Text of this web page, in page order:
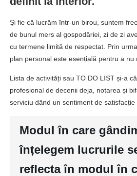
Și fie că lucrăm într-un birou, suntem
de bunul mers al gospodăriei, zi de zi
cu termene limită de respectat. Prin
plan personal este esențială pentru a nu
Lista de activități sau TO DO LIST și-a
profesional de decenii deja, notarea și
serviciu dând un sentiment de satisfacție
Modul în care
înțelegem lucrurile
reflecta în modul în